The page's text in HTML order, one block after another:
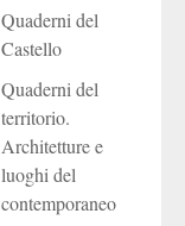
Quaderni del
Castello
Quaderni del
territorio.
Architetture e
luoghi del
contemporaneo